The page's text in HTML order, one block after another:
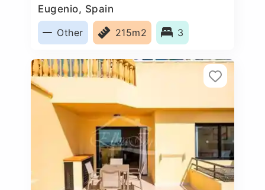
Eugenio, Spain
Other
215m2 3